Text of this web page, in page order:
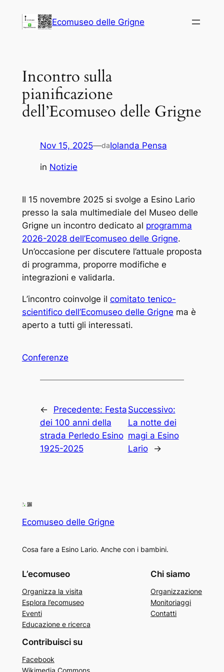
Ecomuseo delle Grigne
Incontro sulla
pianificazione
dell’Ecomuseo delle Grigne
Nov 15, 2025—daIolanda Pensa
in Notizie
Il 15 novembre 2025 si svolge a Esino Lario
presso la sala multimediale del Museo delle
Grigne un incontro dedicato al programma
2026-2028 dell’Ecomuseo delle Grigne.
Un’occasione per discutere l’attuale proposta
di programma, proporre modifiche e
integrazioni e validarla.
L’incontro coinvolge il comitato tenico-
scientifico dell’Ecomuseo delle Grigne ma è
aperto a tutti gli interessati.
Conferenze
← Precedente: Festa
dei 100 anni della
strada Perledo Esino
1925-2025
Successivo:
La notte dei
magi a Esino
Lario
→
Ecomuseo delle Grigne
Cosa fare a Esino Lario. Anche con i bambini.
L’ecomuseo
Organizza la visita
Esplora l’ecomuseo
Eventi
Educazione e ricerca
Chi siamo
Organizzazione
Monitoriaggi
Contatti
Contribuisci su
Facebook